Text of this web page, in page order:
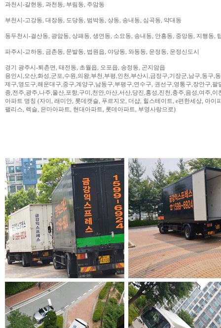
과천시-갈현동, 과천동, 부림동, 주암동
부천시-고강동, 대장동, 도당동, 범박동, 상동, 송내동, 심곡동, 약대동
동두천시-걸산동, 광암동, 상패동, 생연동, 소요동, 송내동, 안흥동, 중앙동, 지행동,
파주시-교하동, 금촌동, 문발동, 법원읍, 야당동, 와동동, 운정동, 운정신도시
경기 광주시-퇴촌면, 태전동, 초월읍, 오포읍, 송정동, 곤지암읍
용인시,오산,화성,군포,수원,의왕,부천,부평,인천,부산시,금정구,기장군,남구,동구,
제구,영도구,해운대구,중구,계양구,남동구,부평구,연수구, 권선구,영통구,장안구,
종,전주,광주,나주,울산,포항,구미,천안,아산,서산,당진,홍성,진천,충주,음성,여주,이
아파트 명칭 (자이, 래미안, 롯데캣슬, 푸르지오, 더샵, 힐스테이트, e편한세상, 아이
팰리스, 렉슬, 은마아파트, 현대아파트, 롯데아파트, 부영사랑으로)